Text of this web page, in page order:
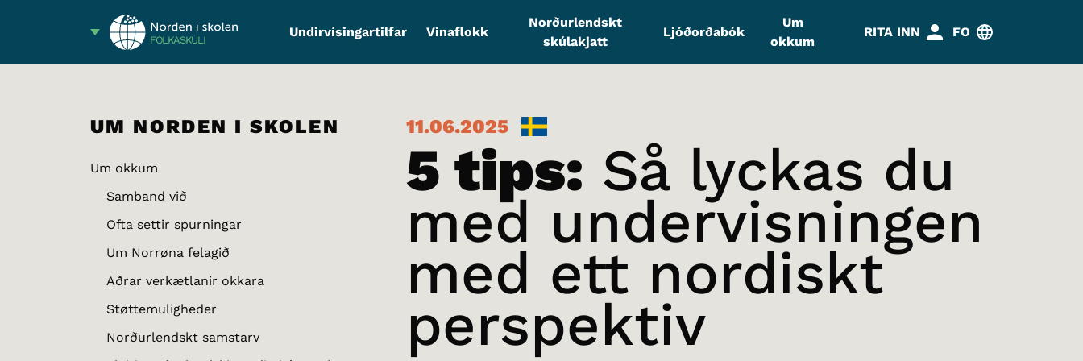
FÓLKASKÚLI
Undirvísingartilfar Vinaflokk
Norðurlendskt
skúlakjatt
Ljóðorðabók
Um
okkum
RITA INN FO
UM NORDEN I SKOLEN
Um okkum
Samband við
Ofta settir spurningar
Um Norrøna felagið
Aðrar verkætlanir okkara
Støttemuligheder
Norðurlendskt samstarv
11.06.2025
5 tips: Så lyckas du
med undervisningen
med ett nordiskt
perspektiv